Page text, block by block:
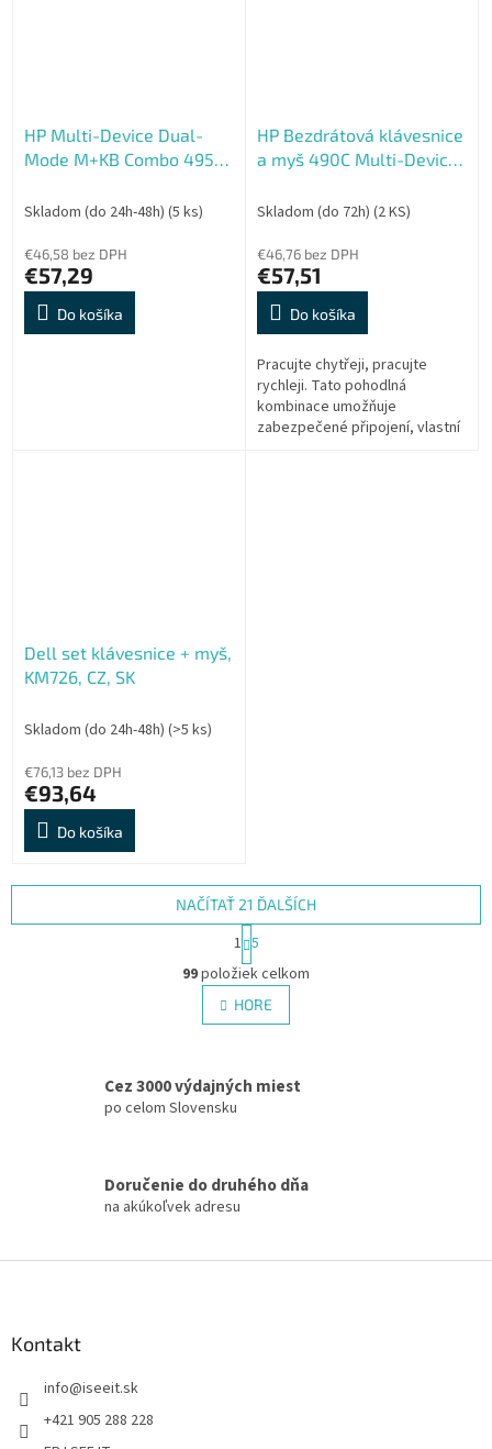
HP Multi-Device Dual-
Mode M+KB Combo 495C
Skladom (do 24h-48h) (5 ks)
€46,58 bez DPH
€57,29
Do košíka
HP Bezdrátová klávesnice
a myš 490C Multi-Device
Skladom (do 72h) (2 KS)
€46,76 bez DPH
€57,51
Do košíka
Pracujte chytřeji, pracujte
rychleji. Tato pohodlná
kombinace umožňuje
zabezpečené připojení, vlastní
Dell set klávesnice + myš,
KM726, CZ, SK
Skladom (do 24h-48h) (>5 ks)
€76,13 bez DPH
€93,64
Do košíka
O
v
l
á
c
r
v
v
NAČÍTAŤ 21 ĎALŠÍCH
S
t
r
á
n
k
a
1 5
99položiek celkom
HORE
Cez 3000 výdajných miest
po celom Slovensku
Doručenie do druhého dňa
na akúkoľvek adresu
Kontakt
info@iseeit.sk
+421 905 288 228